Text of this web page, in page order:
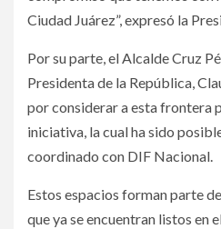
Ciudad Juárez”, expresó la
Por su parte, el Alcalde Cruz
Presidenta de la República,
por considerar a esta frontera
iniciativa, la cual ha sido
coordinado con DIF Nacional.
Estos espacios forman parte
que ya se encuentran listos en